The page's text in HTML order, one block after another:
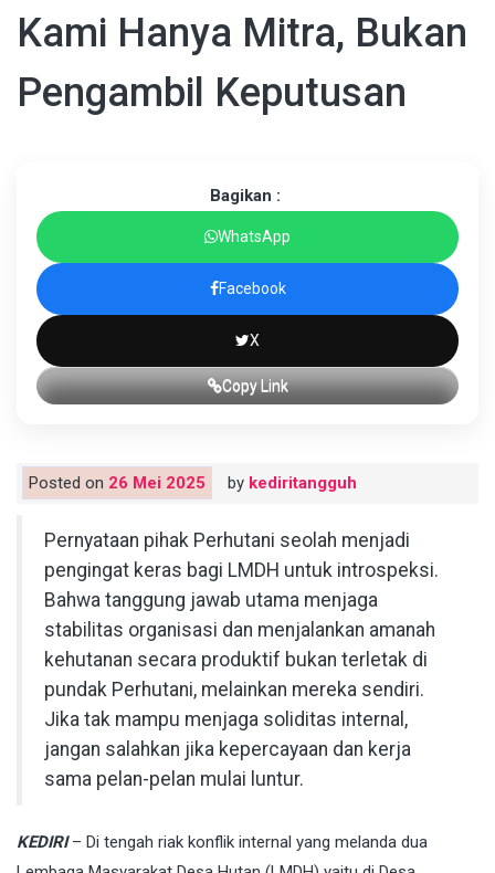
Kami Hanya Mitra, Bukan
Pengambil Keputusan
Bagikan :
WhatsApp
Facebook
X
Copy Link
Posted on 26 Mei 2025 by kediritangguh
Pernyataan pihak Perhutani seolah menjadi
pengingat keras bagi LMDH untuk introspeksi.
Bahwa tanggung jawab utama menjaga
stabilitas organisasi dan menjalankan amanah
kehutanan secara produktif bukan terletak di
pundak Perhutani, melainkan mereka sendiri.
Jika tak mampu menjaga soliditas internal,
jangan salahkan jika kepercayaan dan kerja
sama pelan-pelan mulai luntur.
KEDIRI– Di tengah riak konflik internal yang melanda dua